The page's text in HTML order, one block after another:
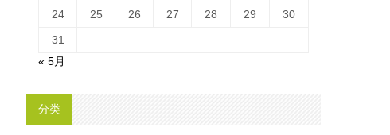
24
25 26 27 28 29
30
31
« 5月
分类